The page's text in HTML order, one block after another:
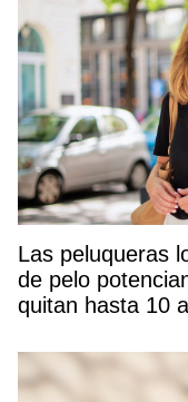
Las peluqueras
de pelo
quitan hasta 10